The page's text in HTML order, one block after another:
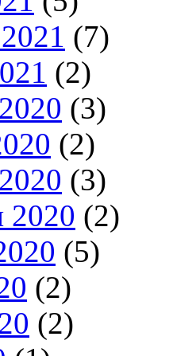
(7)
(2)
(3)
(2)
(3)
2020 (2)
(5)
(2)
(2)